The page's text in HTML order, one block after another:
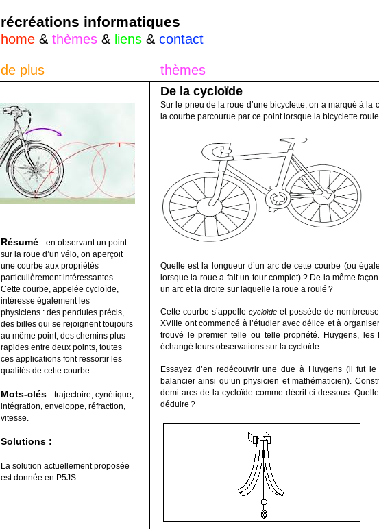
récréations informatiques
home & thèmes & liens & contact
Résumé : en observant un point
sur la roue d’un vélo, on aperçoit
une courbe aux propriétés
particulièrement intéressantes.
Cette courbe, appelée cycloïde,
intéresse également les
physiciens : des pendules précis,
des billes qui se rejoignent toujours
au même point, des chemins plus
rapides entre deux points, toutes
ces applications font ressortir les
qualités de cette courbe.
Mots-clés : trajectoire, cynétique,
intégration, enveloppe, réfraction,
vitesse.
Solutions :
La solution actuellement proposée
est donnée en P5JS.
thèmes
de plus
De la cycloïde
Sur le pneu de la roue d’une bicyclette, on a marqué à
la courbe parcourue par ce point lorsque la bicyclette
Quelle est la longueur d’un arc de cette courbe (ou
lorsque la roue a fait un tour complet) ? De la même
un arc et la droite sur laquelle la roue a roulé ?
Cette courbe s’appelle cycloïde et possède de
XVIII e ont commencé à l’étudier avec délice et à
trouvé le premier telle ou telle propriété. Huygens, les
échangé leurs observations sur la cycloïde.
Essayez d’en redécouvrir une due à Huygens (il fut
balancier ainsi qu’un physicien et mathématicien).
demi-arcs de la cycloïde comme décrit ci-dessous.
déduire ?